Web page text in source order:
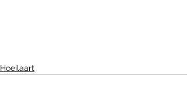
Hoeilaart